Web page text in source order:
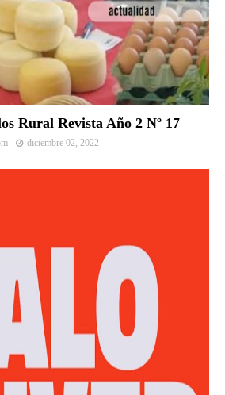
Rural Revista Año 2 Nº 17
diciembre 02, 2022